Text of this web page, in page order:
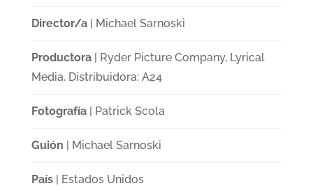
Director/a| Michael Sarnoski
Productora| Ryder Picture Company, Lyrical
Media. Distribuidora: A24
Fotografía| Patrick Scola
Guión | Michael Sarnoski
País| Estados Unidos